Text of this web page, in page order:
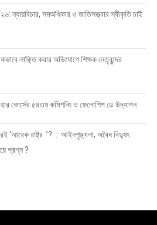
ন্যায়বিচার, সমঅধিকার ও জাতিসত্ত্বার স্বীকৃতি চাই
লাঞ্ছিত করার অভিযোগে শিক্ষক নেতৃবৃন্দের
কোর্সের ৫৪তম কমিশনিং ও ফেলোশিপ ডে উদ্‌যাপন
‘আরেক রাষ্ট্র ’? : আইনশৃঙ্খলা, অবৈধ বিদ্যুৎ
প্রশ্ন ?